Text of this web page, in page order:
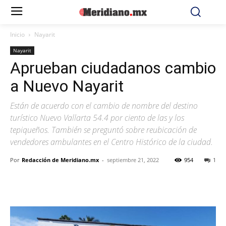
Inicio Nayarit
Nayarit
Aprueban ciudadanos cambio
a Nuevo Nayarit
Están de acuerdo con el cambio de nombre del destino
turístico Nuevo Vallarta 54.4 por ciento de las y los
tepiqueños. También se preguntó sobre reubicación de
vendedores ambulantes en el Centro Histórico de la ciudad.
Por Redacción de Meridiano.mx - septiembre 21, 2022 1
954